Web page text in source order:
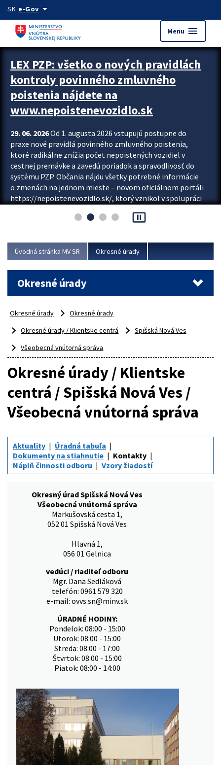
Preskocit na hlavný obsah
SK e-Govarrow_drop_down
Menu menu
Zastavit automatický posun upútavok
LEX PZP: všetko o nových pravidlách
kontroly povinného zmluvného
poistenia nájdete na
www.nepoistenevozidlo.sk
29. 06. 2026Od 1. augusta 2026 vstupujú postupne do
praxe nové pravidlá povinného zmluvného poistenia,
ktoré radikálne znížia počet nepoistených vozidiel v
cestnej premávke a zavedú poriadok a spravodlivosť do
systému PZP. Občania nájdu všetky potrebné informácie
o zmenách na jednom mieste – novom oficiálnom portáli
https://nepoistenevozidlo.sk/, ktorý vznikol v spolupráci
asociácie poisťovní (SLASPO) a Ministerstva vnútra SR.
Viac
pause_presentation
Úvodná stránka MV SR Okresné úrady
Okresné úrady
Okresné úrady
Okresné úrady
Okresné úrady / Klientske centrá
Spišská Nová Ves
Všeobecná vnútorná správa
Okresné úrady / Klientske
centrá / Spišská Nová Ves /
Všeobecná vnútorná správa
Aktuality
Úradná tabuľa
Dokumenty na stiahnutie
Kontakty
Náplň činnosti odboru
Vzory žiadostí
Okresný úrad Spišská Nová Ves
Všeobecná vnútorná správa
Markušovská cesta 1,
052 01 Spišská Nová Ves
Hlavná 1,
056 01 Gelnica
vedúci / riaditeľ odboru
Mgr. Dana Sedláková
telefón: 0961 579 320
e-mail: ovvs.sn@minv.sk
ÚRADNÉ HODINY:
Pondelok: 08:00 - 15:00
Utorok: 08:00 - 15:00
Streda: 08:00 - 17:00
Štvrtok: 08:00 - 15:00
Piatok: 08:00 - 14:00